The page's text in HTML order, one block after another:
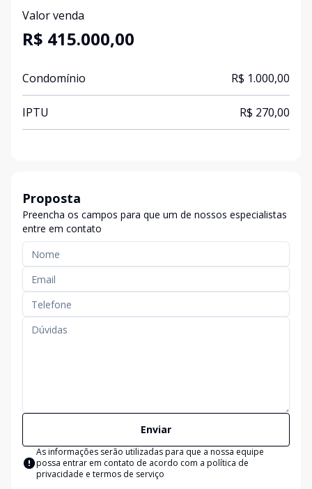
Valor venda
R$ 415.000,00
Condomínio R$ 1.000,00
IPTU R$ 270,00
Proposta
Preencha os campos para que um de nossos especialistas
entre em contato
Enviar
As informações serão utilizadas para que a nossa equipe
possa entrar em contato de acordo com a política de
privacidade e termos de serviço